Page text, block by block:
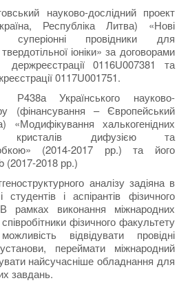
науково-дослідний проект
Республіка Литва) «Нові
суперіонні провідники для
іоніки» за договорами
0116U007381 та
0117U001751.
Українського науково-
(фінансування – Європейський
халькогенідних
кристалів дифузією та
(2014-2017 рр.) та його
2018 рр.)
аналізу задіяна в
і аспірантів фізичного
виконання міжнародних
фізичного факультету
відвідувати провідні
переймати міжнародний
найсучасніше обладнання для
завдань.